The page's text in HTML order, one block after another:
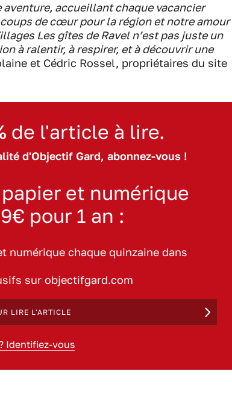
accueillant chaque vacancier
de cœur pour la région et notre amour
Les gîtes de Ravel n’est pas juste un
à ralentir, à respirer, et à découvrir une
et Cédric Rossel, propriétaires du site
de l'article à lire.
d'Objectif Gard, abonnez-vous !
et numérique
pour 1 an :
numérique chaque quinzaine dans
sur objectifgard.com
LIRE L'ARTICLE
Identifiez-vous